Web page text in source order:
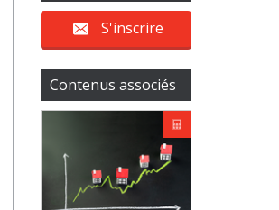
S'inscrire
Contenus associés